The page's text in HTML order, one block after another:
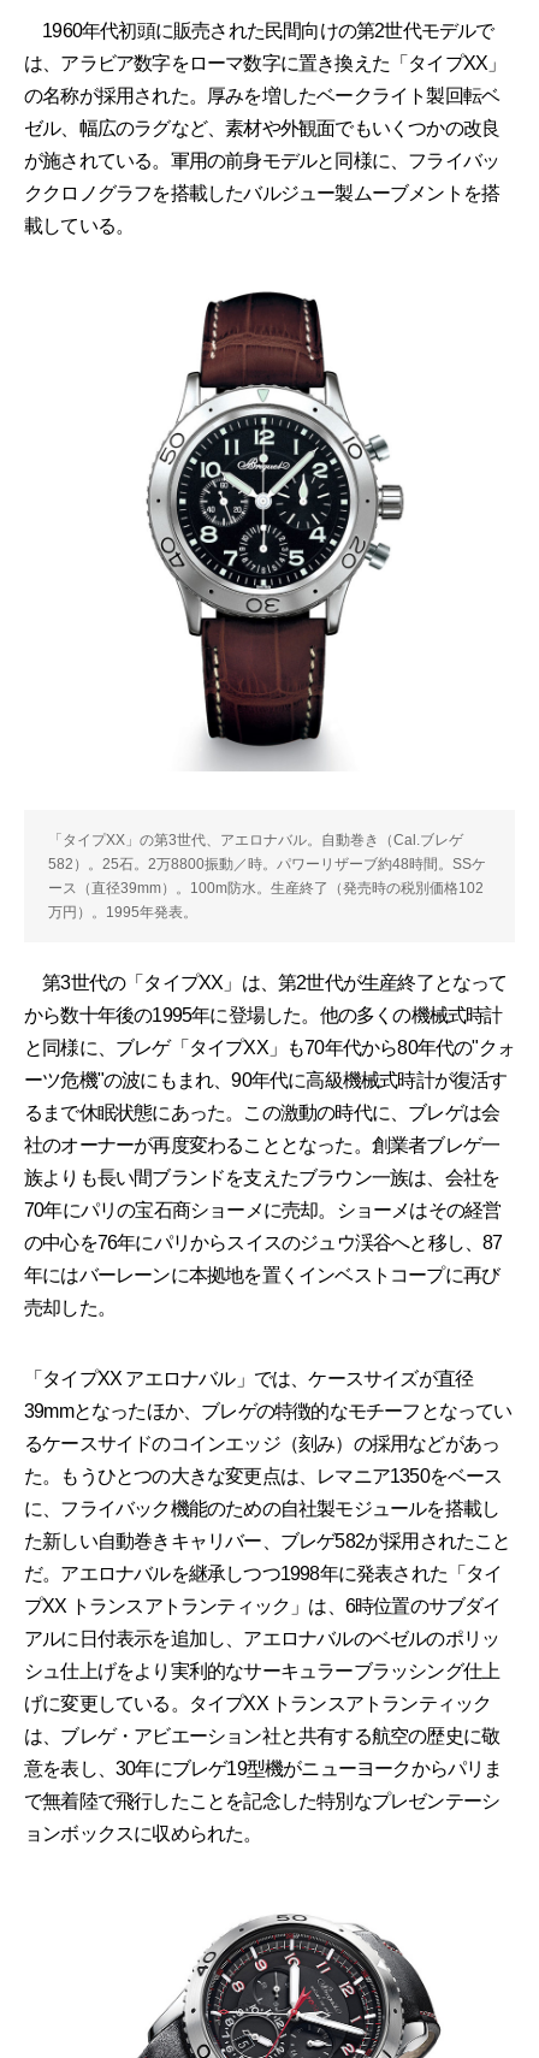
1960年代初頭に販売された民間向けの第2世代モデルで
は、アラビア数字をローマ数字に置き換えた「タイプXX」
の名称が採用された。厚みを増したベークライト製回転ベ
ゼル、幅広のラグなど、素材や外観面でもいくつかの改良
が施されている。軍用の前身モデルと同様に、フライバッ
ククロノグラフを搭載したバルジュー製ムーブメントを搭
載している。
「タイプXX」の第3世代、アエロナバル。自動巻き（Cal.ブレゲ
582）。25石。2万8800振動／時。パワーリザーブ約48時間。SSケ
ース（直径39mm）。100m防水。生産終了（発売時の税別価格102
万円）。1995年発表。
第3世代の「タイプXX」は、第2世代が生産終了となって
から数十年後の1995年に登場した。他の多くの機械式時計
と同様に、ブレゲ「タイプXX」も70年代から80年代の"クォ
ーツ危機"の波にもまれ、90年代に高級機械式時計が復活す
るまで休眠状態にあった。この激動の時代に、ブレゲは会
社のオーナーが再度変わることとなった。創業者ブレゲ一
族よりも長い間ブランドを支えたブラウン一族は、会社を
70年にパリの宝石商ショーメに売却。ショーメはその経営
の中心を76年にパリからスイスのジュウ渓谷へと移し、87
年にはバーレーンに本拠地を置くインベストコープに再び
売却した。
「タイプXX アエロナバル」では、ケースサイズが直径
39mmとなったほか、ブレゲの特徴的なモチーフとなってい
るケースサイドのコインエッジ（刻み）の採用などがあっ
た。もうひとつの大きな変更点は、レマニア1350をベース
に、フライバック機能のための自社製モジュールを搭載し
た新しい自動巻きキャリバー、ブレゲ582が採用されたこと
だ。アエロナバルを継承しつつ1998年に発表された「タイ
プXX トランスアトランティック」は、6時位置のサブダイ
アルに日付表示を追加し、アエロナバルのベゼルのポリッ
シュ仕上げをより実利的なサーキュラーブラッシング仕上
げに変更している。タイプXX トランスアトランティック
は、ブレゲ・アビエーション社と共有する航空の歴史に敬
意を表し、30年にブレゲ19型機がニューヨークからパリま
で無着陸で飛行したことを記念した特別なプレゼンテーシ
ョンボックスに収められた。